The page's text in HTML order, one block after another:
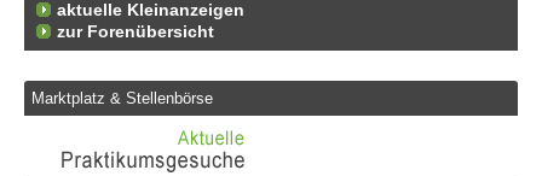
aktuelle Kleinanzeigen
zur Forenübersicht
Marktplatz & Stellenbörse